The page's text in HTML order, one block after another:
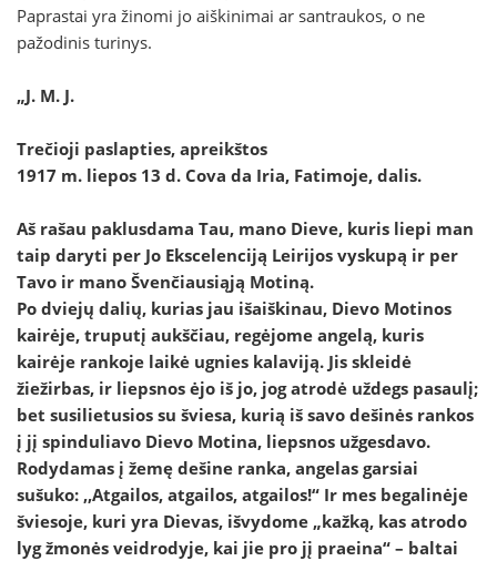
Paprastai yra žinomi jo aiškinimai ar santraukos, o ne
pažodinis turinys.
„J. M. J.
Trečioji paslapties, apreikštos
1917 m. liepos 13 d. Cova da Iria, Fatimoje, dalis.
Aš rašau paklusdama Tau, mano Dieve, kuris liepi man
taip daryti per Jo Ekscelenciją Leirijos vyskupą ir per
Tavo ir mano Švenčiausiąją Motiną.
Po dviejų dalių, kurias jau išaiškinau, Dievo Motinos
kairėje, truputį aukščiau, regėjome angelą, kuris
kairėje rankoje laikė ugnies kalaviją. Jis skleidė
žiežirbas, ir liepsnos ėjo iš jo, jog atrodė uždegs pasaulį;
bet susilietusios su šviesa, kurią iš savo dešinės rankos
į jį spinduliavo Dievo Motina, liepsnos užgesdavo.
Rodydamas į žemę dešine ranka, angelas garsiai
sušuko: ,,Atgailos, atgailos, atgailos!“ Ir mes begalinėje
šviesoje, kuri yra Dievas, išvydome „kažką, kas atrodo
lyg žmonės veidrodyje, kai jie pro jį praeina“ – baltai